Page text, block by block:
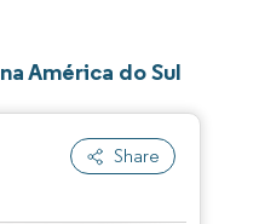
América do Sul
Share